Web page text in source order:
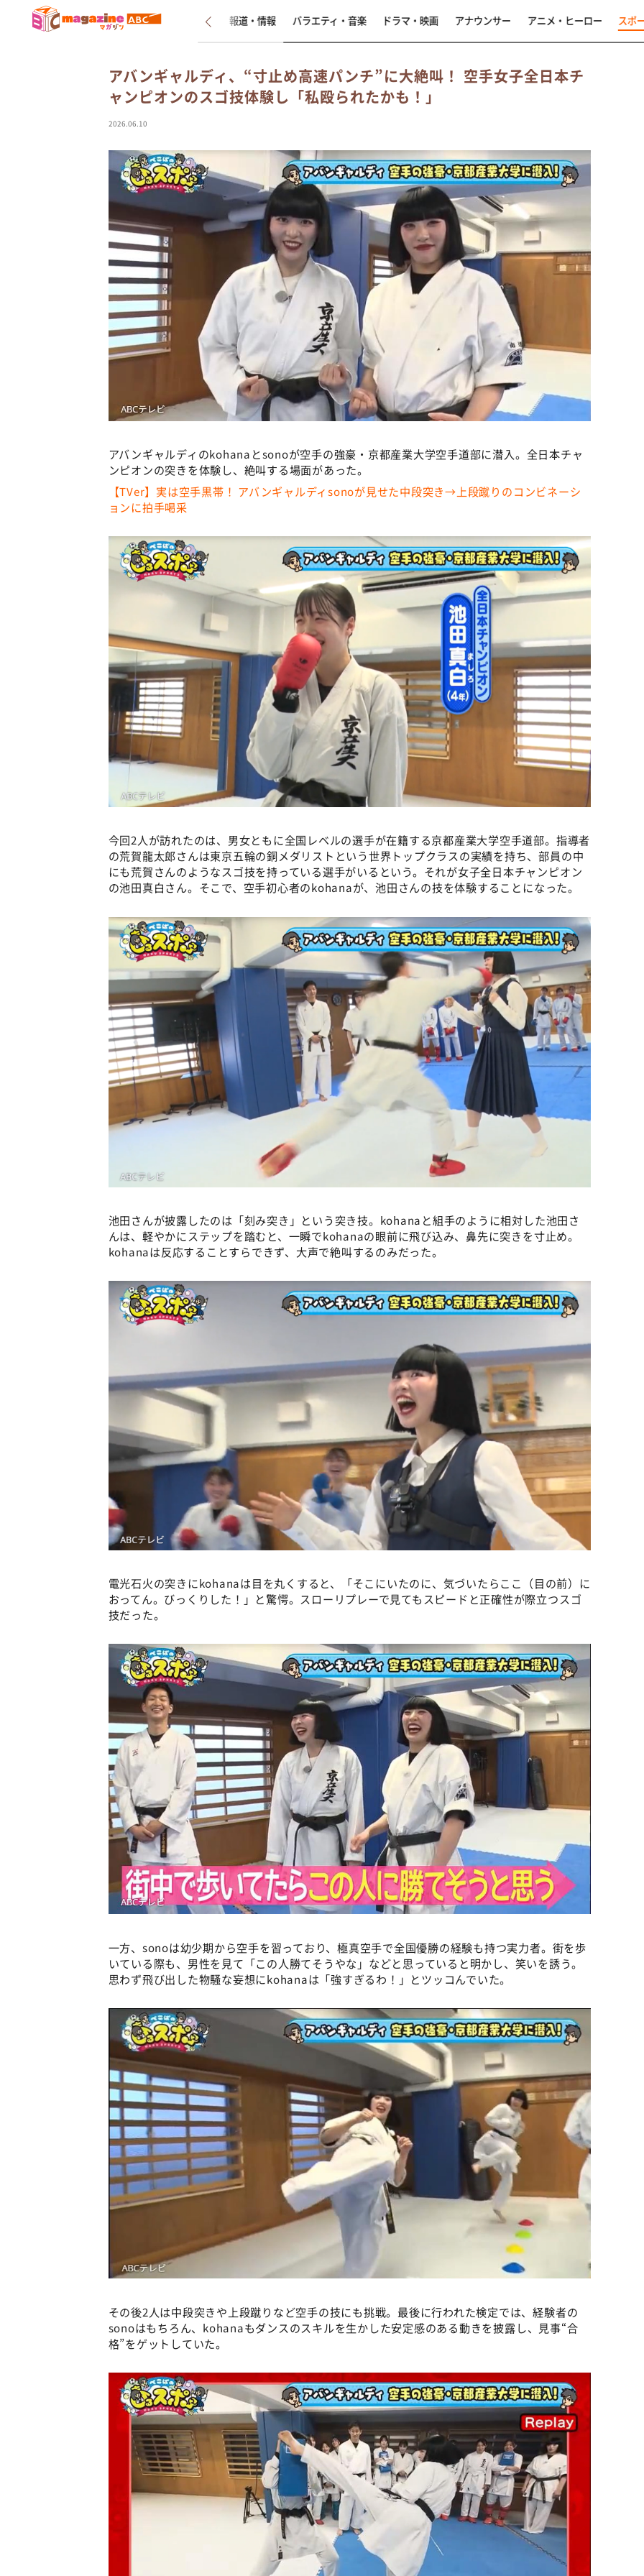
新着 インタビュー 報道・情報 バラエティ・音楽 ドラマ・映画 アナウンサー アニメ・ヒーロー スポ
アバンギャルディ、“寸止め高速パンチ”に大絶叫！ 空手女子全日本チ
ャンピオンのスゴ技体験し「私殴られたかも！」
2026.06.10
アバンギャルディのkohanaとsonoが空手の強豪・京都産業大学空手道部に潜入。全日本チャ
ンピオンの突きを体験し、絶叫する場面があった。
【TVer】実は空手黒帯！ アバンギャルディsonoが見せた中段突き→上段蹴りのコンビネーシ
ョンに拍手喝采
今回2人が訪れたのは、男女ともに全国レベルの選手が在籍する京都産業大学空手道部。指導者
の荒賀龍太郎さんは東京五輪の銅メダリストという世界トップクラスの実績を持ち、部員の中
にも荒賀さんのようなスゴ技を持っている選手がいるという。それが女子全日本チャンピオン
の池田真白さん。そこで、空手初心者のkohanaが、池田さんの技を体験することになった。
池田さんが披露したのは「刻み突き」という突き技。kohanaと組手のように相対した池田さ
んは、軽やかにステップを踏むと、一瞬でkohanaの眼前に飛び込み、鼻先に突きを寸止め。
kohanaは反応することすらできず、大声で絶叫するのみだった。
電光石火の突きにkohanaは目を丸くすると、「そこにいたのに、気づいたらここ（目の前）に
おってん。びっくりした！」と驚愕。スローリプレーで見てもスピードと正確性が際立つスゴ
技だった。
一方、sonoは幼少期から空手を習っており、極真空手で全国優勝の経験も持つ実力者。街を歩
いている際も、男性を見て「この人勝てそうやな」などと思っていると明かし、笑いを誘う。
思わず飛び出した物騒な妄想にkohanaは「強すぎるわ！」とツッコんでいた。
その後2人は中段突きや上段蹴りなど空手の技にも挑戦。最後に行われた検定では、経験者の
sonoはもちろん、kohanaもダンスのスキルを生かした安定感のある動きを披露し、見事“合
格”をゲットしていた。